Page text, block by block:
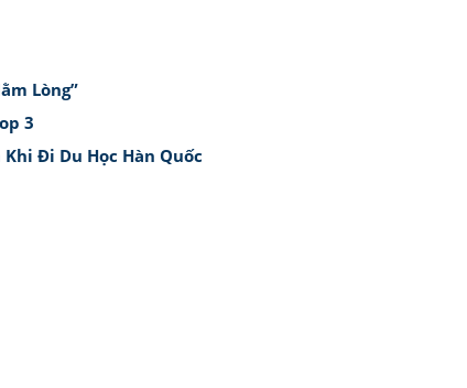
Lòng”
3
Đi Du Học Hàn Quốc